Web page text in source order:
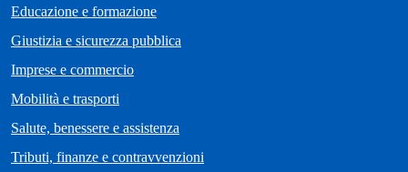
Educazione e formazione
Giustizia e sicurezza pubblica
Imprese e commercio
Mobilità e trasporti
Salute, benessere e assistenza
Tributi, finanze e contravvenzioni